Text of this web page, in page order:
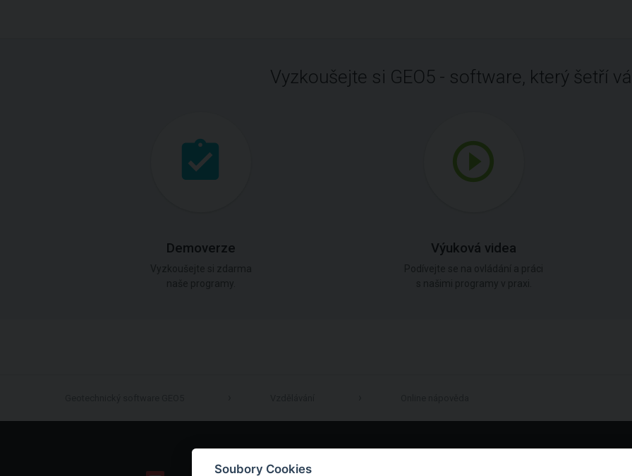
Vyzkoušejte si GEO5 - software, který šetří
Demoverze Výuková videa
Soubory Cookies